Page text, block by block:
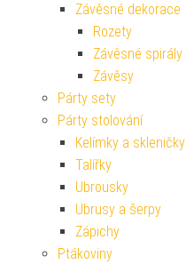
Závěsné dekorace
Rozety
Závěsné spirály
Závěsy
Párty sety
Párty stolování
Kelímky a skleničky
Talířky
Ubrousky
Ubrusy a šerpy
Zápichy
Ptákoviny